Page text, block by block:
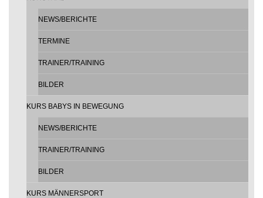
NEWS/BERICHTE
TERMINE
TRAINER/TRAINING
BILDER
KURS BABYS IN BEWEGUNG
NEWS/BERICHTE
TRAINER/TRAINING
BILDER
KURS MÄNNERSPORT